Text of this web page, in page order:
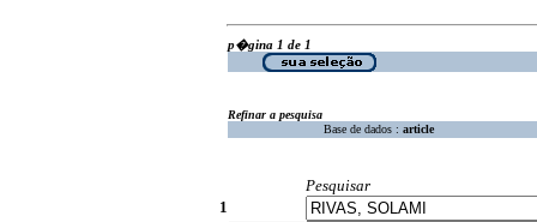
p�gina 1 de 1
Refinar a pesquisa
Base de dados : article
Pesquisar
1